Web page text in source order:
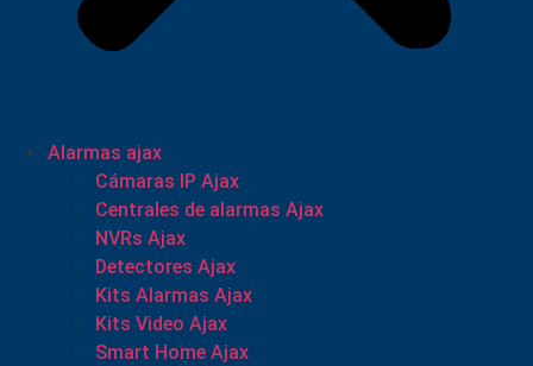
Alarmas ajax
Cámaras IP Ajax
Centrales de alarmas Ajax
NVRs Ajax
Detectores Ajax
Kits Alarmas Ajax
Kits Video Ajax
Smart Home Ajax